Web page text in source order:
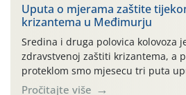
Uputa o mjerama zaštite
krizantema u Međimurju
Sredina i druga polovica kolovoza
zdravstvenoj zaštiti krizantema, a
proteklom smo mjesecu tri puta
preventivnim mjerama zaštite
Pročitajte više